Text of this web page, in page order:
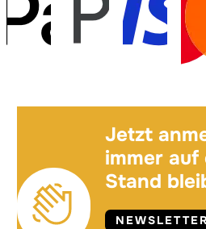
Jetzt
immer auf
Stand
NEWSLETTER